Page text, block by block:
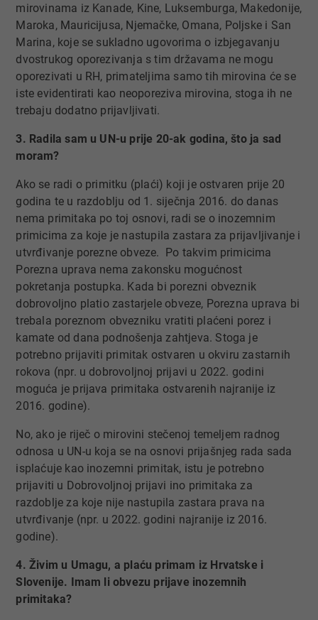
mirovinama iz Kanade, Kine, Luksemburga, Makedonije,
Maroka, Mauricijusa, Njemačke, Omana, Poljske i San
Marina, koje se sukladno ugovorima o izbjegavanju
dvostrukog oporezivanja s tim državama ne mogu
oporezivati u RH, primateljima samo tih mirovina će se
iste evidentirati kao neoporeziva mirovina, stoga ih ne
trebaju dodatno prijavljivati.
3. Radila sam u UN-u prije 20-ak godina, što ja sad
moram?
Ako se radi o primitku (plaći) koji je ostvaren prije 20
godina te u razdoblju od 1. siječnja 2016. do danas
nema primitaka po toj osnovi, radi se o inozemnim
primicima za koje je nastupila zastara za prijavljivanje i
utvrđivanje porezne obveze. Po takvim primicima
Porezna uprava nema zakonsku mogućnost
pokretanja postupka. Kada bi porezni obveznik
dobrovoljno platio zastarjele obveze, Porezna uprava bi
trebala poreznom obvezniku vratiti plaćeni porez i
kamate od dana podnošenja zahtjeva. Stoga je
potrebno prijaviti primitak ostvaren u okviru zastarnih
rokova (npr. u dobrovoljnoj prijavi u 2022. godini
moguća je prijava primitaka ostvarenih najranije iz
2016. godine).
No, ako je riječ o mirovini stečenoj temeljem radnog
odnosa u UN-u koja se na osnovi prijašnjeg rada sada
isplaćuje kao inozemni primitak, istu je potrebno
prijaviti u Dobrovoljnoj prijavi ino primitaka za
razdoblje za koje nije nastupila zastara prava na
utvrđivanje (npr. u 2022. godini najranije iz 2016.
godine).
4. Živim u Umagu, a plaću primam iz Hrvatske i
Slovenije. Imam li obvezu prijave inozemnih
primitaka?